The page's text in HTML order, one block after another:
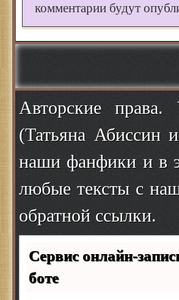
комментарии будут
Авторские
(Татьяна Абиссин
наши фанфики и в
любые тексты с
обратной ссылки.
Сервис онлайн-
боте